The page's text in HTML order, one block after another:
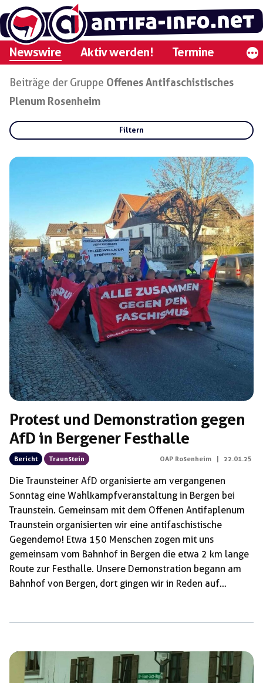
Zum
Inhalt
springen
Newswire Aktiv werden! Termine
Beiträge der Gruppe Offenes Antifaschistisches
Plenum Rosenheim
Filtern
Regionen:
Schlagwörter:
Protest und Demonstration gegen
AfD in Bergener Festhalle
Bericht Traunstein OAP Rosenheim 22.01.25
Die Traunsteiner AfD organisierte am vergangenen
Sonntag eine Wahlkampfveranstaltung in Bergen bei
Traunstein. Gemeinsam mit dem Offenen Antifaplenum
Traunstein organisierten wir eine antifaschistische
Gegendemo! Etwa 150 Menschen zogen mit uns
gemeinsam vom Bahnhof in Bergen die etwa 2 km lange
Route zur Festhalle. Unsere Demonstration begann am
Bahnhof von Bergen, dort gingen wir in Reden auf
eine großteils erfolgreiche Klage gegen die
Demoauflagen des Landratsamtes Traunstein, so wollte